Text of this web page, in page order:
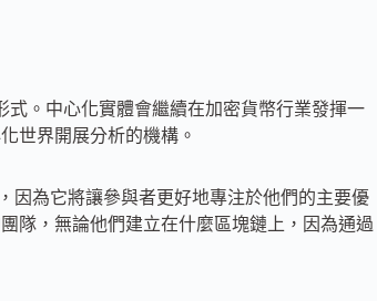
。中心化實體會繼續在加密貨幣行業發揮一
世界開展分析的機構。
因為它將讓參與者更好地專注於他們的主要優
隊，無論他們建立在什麼區塊鏈上，因為通過